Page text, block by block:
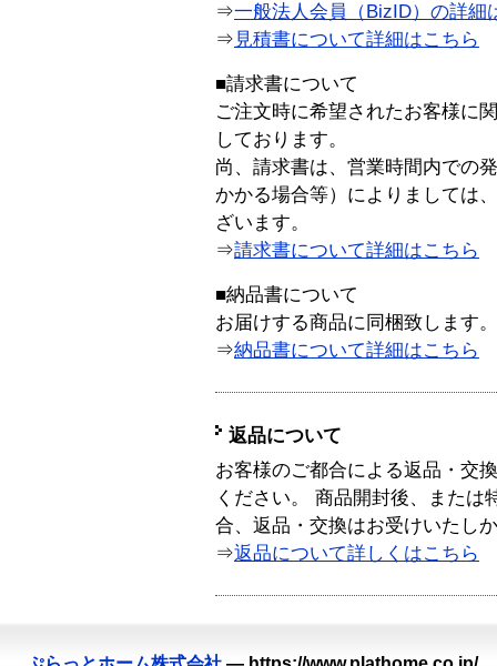
⇒一般法人会員（BizID）の詳細
⇒ 見積書について詳細はこちら
■請求書について
ご注文時に希望されたお客様に
しております。
尚、請求書は、営業時間内での
かかる場合等）によりましては
ざいます。
⇒請求書について詳細はこちら
■納品書について
お届けする商品に同梱致します。
⇒納品書について詳細はこちら
返品について
お客様のご都合による返品・交
ください。 商品開封後、または
合、返品・交換はお受けいたし
⇒返品について詳しくはこちら